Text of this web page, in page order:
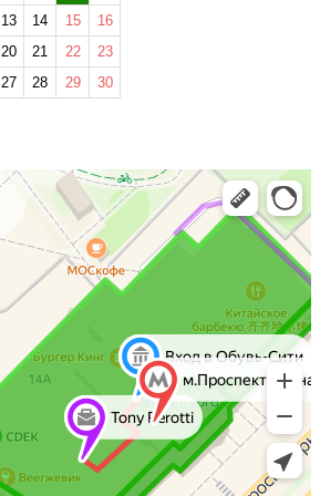
13 14 15
16
20 21 22
23
27 28 29
30